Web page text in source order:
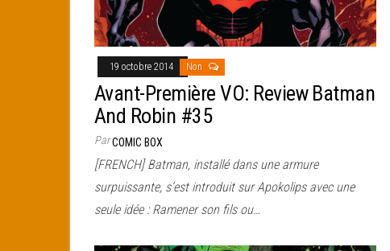
19 octobre 2014 Non
Avant-Première VO: Review Batman
And Robin #35
ParCOMIC BOX
[FRENCH] Batman, installé dans une armure
surpuissante, s’est introduit sur Apokolips avec une
seule idée : Ramener son fils ou…